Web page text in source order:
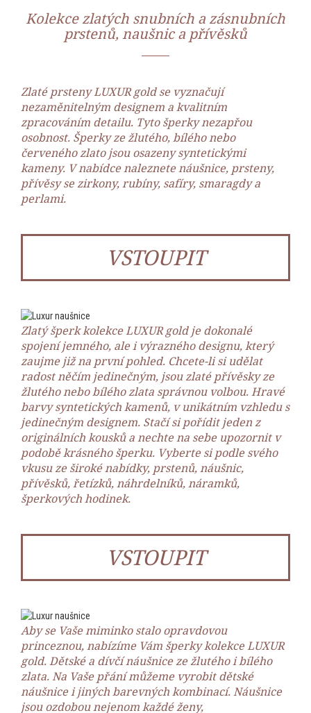
Kolekce zlatých snubních a zásnubních
prstenů, naušnic a přívěsků
Zlaté prsteny LUXUR gold se vyznačují
nezaměnitelným designem a kvalitním
zpracováním detailu. Tyto šperky nezapřou
osobnost. Šperky ze žlutého, bílého nebo
červeného zlato jsou osazeny syntetickými
kameny. V nabídce naleznete náušnice, prsteny,
přívěsy se zirkony, rubíny, safíry, smaragdy a
perlami.
VSTOUPIT
Zlatý šperk kolekce LUXUR gold je dokonalé
spojení jemného, ale i výrazného designu, který
zaujme již na první pohled. Chcete-li si udělat
radost něčím jedinečným, jsou zlaté přívěsky ze
žlutého nebo bílého zlata správnou volbou. Hravé
barvy syntetických kamenů, v unikátním vzhledu s
jedinečným designem. Stačí si pořídit jeden z
originálních kousků a nechte na sebe upozornit v
podobě krásného šperku. Vyberte si podle svého
vkusu ze široké nabídky, prstenů, náušnic,
přívěsků, řetízků, náhrdelníků, náramků,
šperkových hodinek.
VSTOUPIT
Aby se Vaše miminko stalo opravdovou
princeznou, nabízíme Vám šperky kolekce LUXUR
gold. Dětské a dívčí náušnice ze žlutého i bílého
zlata. Na Vaše přání můžeme vyrobit dětské
náušnice i jiných barevných kombinací. Náušnice
jsou ozdobou nejenom každé ženy,